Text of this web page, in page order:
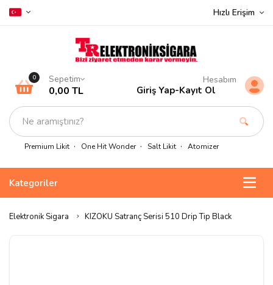
Hızlı Erişim
Premium Likit One Hit Wonder Salt Likit Atomizer
0 Sepetim
0,00 TL
Hesabım
Giriş Yap-Kayıt Ol
Kategoriler
Elektronik Sigara KIZOKU Satranç Serisi 510 Drip Tip Black